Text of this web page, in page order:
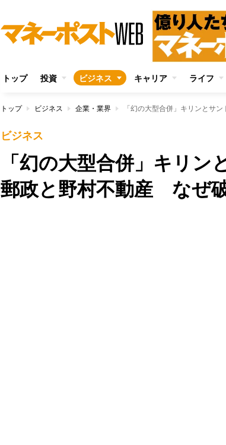
トップ 投資 ビジネス キャリア ライフ
トップ ビジネス 企業・業界
ビジネス
「幻の大型合併」キリン
郵政と野村不動産 なぜ